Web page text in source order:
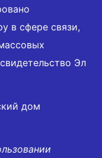
в сфере связи,
Эл
дом